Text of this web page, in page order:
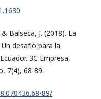
Balseca, J. (2018). La
desafío para la
3C Empresa,
7(4), 68-89.
89/